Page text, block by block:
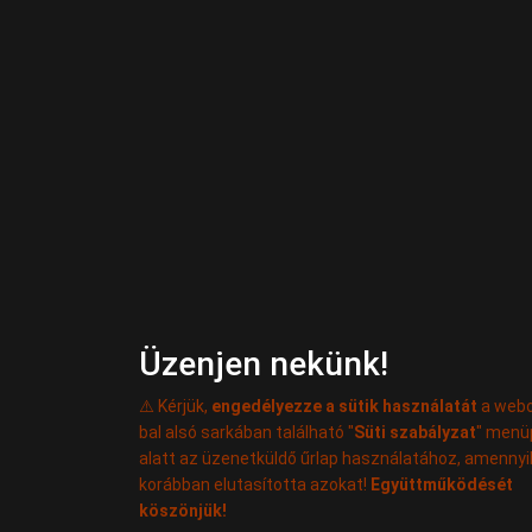
Üzenjen nekünk!
⚠️ Kérjük, engedélyezze a sütik használatát a
bal alsó sarkában található "Süti szabályzat"
alatt az üzenetküldő űrlap használatához,
korábban elutasította azokat! Együttműködését
köszönjük!